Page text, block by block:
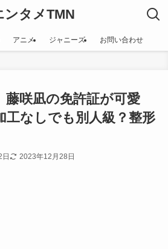
ンタメTMN
アニメ ジャニーズ お問い合わせ
藤咲凪の免許証が可愛
工なしでも別人級？整形
2023年12月28日